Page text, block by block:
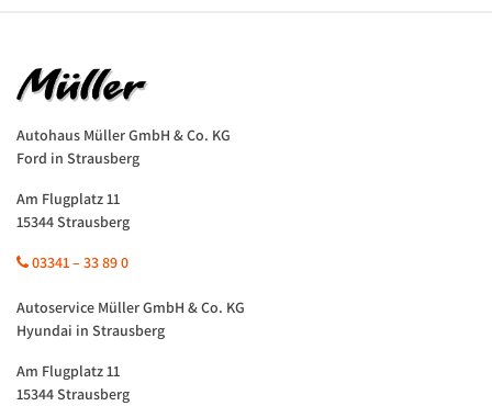
Autohaus Müller GmbH & Co. KG
Ford in Strausberg
Am Flugplatz 11
15344 Strausberg
03341 – 33 89 0
Autoservice Müller GmbH & Co. KG
Hyundai in Strausberg
Am Flugplatz 11
15344 Strausberg